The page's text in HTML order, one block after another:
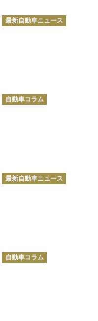
カ
テ
最新自動車ニュース
カ
テ
自動車コラム
カ
テ
最新自動車ニュース
カ
テ
自動車コラム